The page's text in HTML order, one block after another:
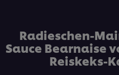
Radieschen-
Sauce Bearnaise
Reiskeks-